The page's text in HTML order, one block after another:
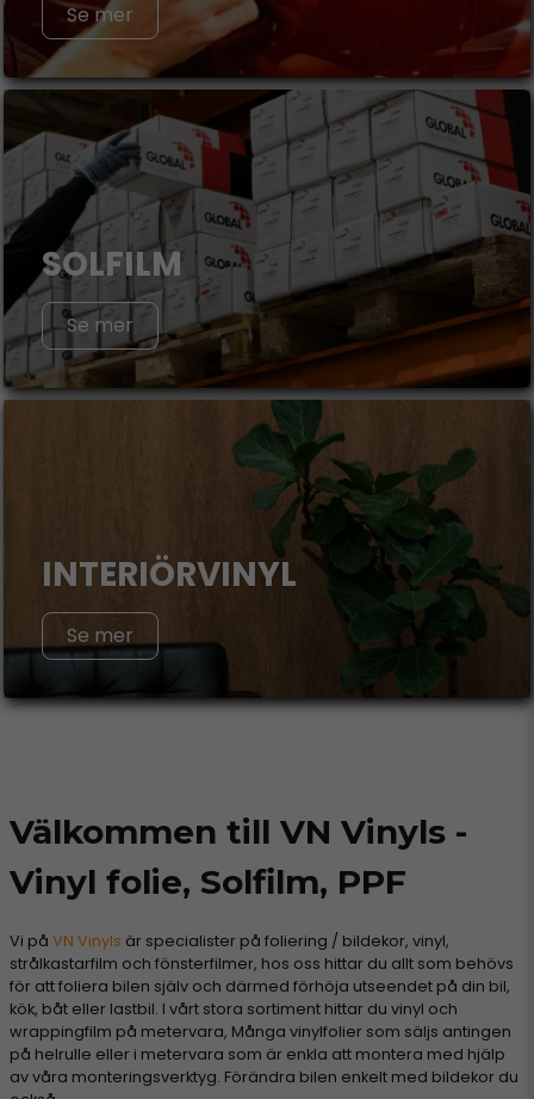
Se mer
SOLFILM
Se mer
INTERIÖRVINYL
Se mer
Välkommen till VN Vinyls -
Vinyl folie, Solfilm, PPF
Vi på VN Vinyls är specialister på foliering / bildekor, vinyl,
strålkastarfilm och fönsterfilmer, hos oss hittar du allt som behövs
för att foliera bilen själv och därmed förhöja utseendet på din bil,
kök, båt eller lastbil. I vårt stora sortiment hittar du vinyl och
wrappingfilm på metervara, Många vinylfolier som säljs antingen
på helrulle eller i metervara som är enkla att montera med hjälp
av våra monteringsverktyg. Förändra bilen enkelt med bildekor du